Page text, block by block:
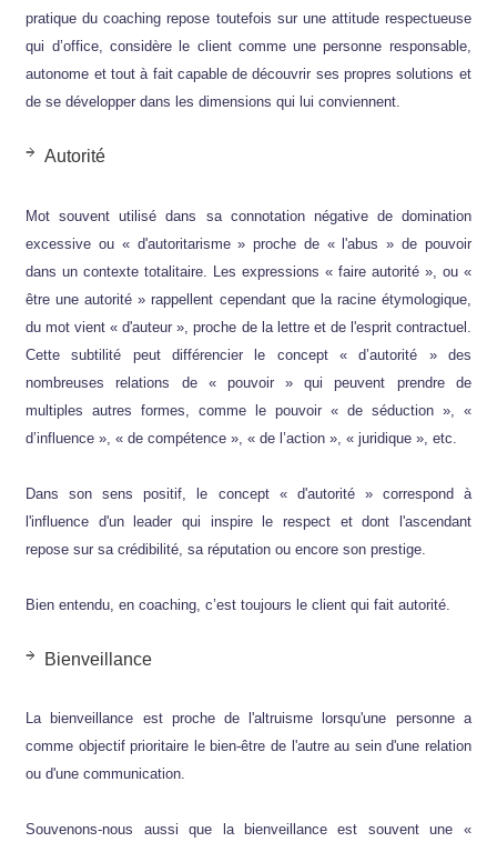
pratique du coaching repose toutefois sur une attitude respectueuse
qui d’office, considère le client comme une personne responsable,
autonome et tout à fait capable de découvrir ses propres solutions et
de se développer dans les dimensions qui lui conviennent.
Autorité
Mot souvent utilisé dans sa connotation négative de domination
excessive ou « d'autoritarisme » proche de « l'abus » de pouvoir
dans un contexte totalitaire. Les expressions « faire autorité », ou «
être une autorité » rappellent cependant que la racine étymologique,
du mot vient « d'auteur », proche de la lettre et de l'esprit contractuel.
Cette subtilité peut différencier le concept « d’autorité » des
nombreuses relations de « pouvoir » qui peuvent prendre de
multiples autres formes, comme le pouvoir « de séduction », «
d’influence », « de compétence », « de l’action », « juridique », etc.
Dans son sens positif, le concept « d'autorité » correspond à
l'influence d'un leader qui inspire le respect et dont l'ascendant
repose sur sa crédibilité, sa réputation ou encore son prestige.
Bien entendu, en coaching, c’est toujours le client qui fait autorité.
Bienveillance
La bienveillance est proche de l'altruisme lorsqu'une personne a
comme objectif prioritaire le bien-être de l'autre au sein d'une relation
ou d'une communication.
Souvenons-nous aussi que la bienveillance est souvent une «